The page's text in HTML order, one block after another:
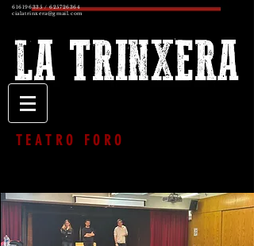
616196335/625726364
cialatrinxera@gmail.com
TEATRO FORO